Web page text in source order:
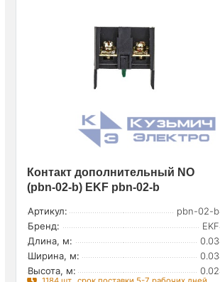
Контакт дополнительный NO
(pbn-02-b) EKF pbn-02-b
Артикул:
pbn-02-b
Бренд:
EKF
Длина, м:
0.03
Ширина, м:
0.03
Высота, м:
0.02